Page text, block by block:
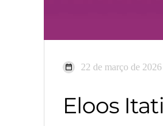
22 de março de 2026
Eloos